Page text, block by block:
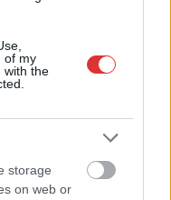
of my
with the
storage
on web or
megyében: egyre
részlegesen
átlagost is meghaladó